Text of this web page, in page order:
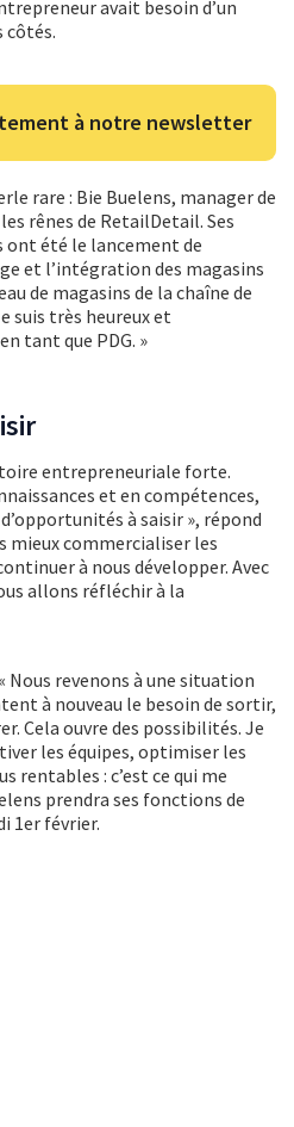
avait besoin d’un
côtés.
à notre newsletter
rare : Bie Buelens, manager de
rênes de RetailDetail. Ses
ont été le lancement de
et l’intégration des magasins
de magasins de la chaîne de
suis très heureux et
tant que PDG. »
entrepreneuriale forte.
et en compétences,
à saisir », répond
mieux commercialiser les
à nous développer. Avec
allons réfléchir à la
Nous revenons à une situation
à nouveau le besoin de sortir,
Cela ouvre des possibilités. Je
les équipes, optimiser les
rentables : c’est ce qui me
prendra ses fonctions de
1er février.